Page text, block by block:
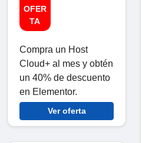
OFER
TA
Compra un Host
Cloud+ al mes y obtén
un 40% de descuento
en Elementor.
Ver oferta